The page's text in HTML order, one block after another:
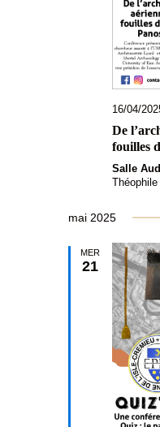
16/04/
De
fouilles
Salle
mai 2025
MER
21